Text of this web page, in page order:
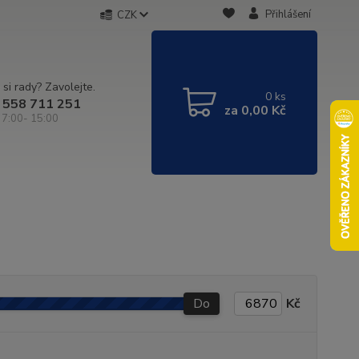
CZK Přihlášení
rady? Zavolejte.
711 251
7:00- 15:00
0 ks
za 0,00 Kč
Do Kč